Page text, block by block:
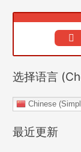
选择语言
Chinese
最近更新